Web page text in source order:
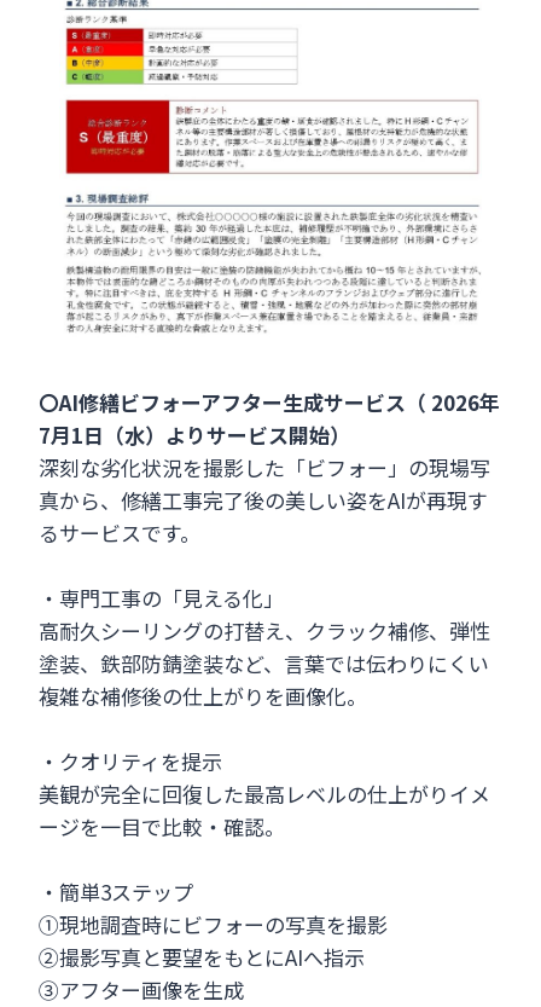
〇AI修繕ビフォーアフター生成サービス（ 2026年
7月1日（水）よりサービス開始）
深刻な劣化状況を撮影した「ビフォー」の現場写
真から、修繕工事完了後の美しい姿をAIが再現す
るサービスです。
・専門工事の「見える化」
高耐久シーリングの打替え、クラック補修、弾性
塗装、鉄部防錆塗装など、言葉では伝わりにくい
複雑な補修後の仕上がりを画像化。
・クオリティを提示
美観が完全に回復した最高レベルの仕上がりイメ
ージを一目で比較・確認。
・簡単3ステップ
①現地調査時にビフォーの写真を撮影
②撮影写真と要望をもとにAIへ指示
③アフター画像を生成